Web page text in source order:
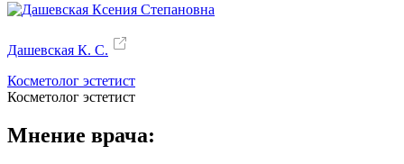
Дашевская К. С.
Косметолог эстетист
Косметолог эстетист
Мнение врача: